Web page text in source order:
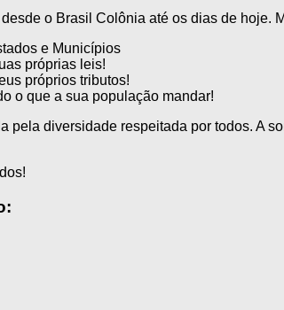
o Brasil Colônia até os dias de
e Municípios
próprias leis!
próprios tributos!
o que a sua população mandar!
pela diversidade respeitada por todos. A